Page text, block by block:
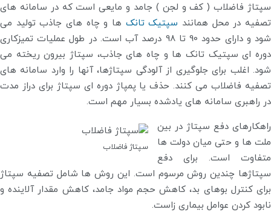
سپتاژ فاضلاب ( کف و لجن ) جامد و مایعی است که در سامانه های
تصفیه در محل همانند سپتیک تانک ها و چاه های جاذب تولید می
شود و دارای حدود 90 تا 98 درصد آب است. در طول عملیات تمیزکاری
دوره ای سپتیک تانک ها و چاه های جاذب، سپتاژ بیرون ریخته می
شود. اغلب برای جلوگیری از آلودگی سپتاژها، آنها را وارد سامانه های
تصفیه فاضلاب می کنند. حذف یا پمپاژ دوره ای سپتاژ برای دراز مدت
در راهبری سامانه های یادشده بسیار مهم است.
سپتاژ فاضلاب
راهکارهای دفع سپتاژ در بین
ملت ها و حتی میان دولت ها
متفاوت است. برای دفع
سپتاژها چندین روش مرسوم است. این روش ها شامل تصفیه سپتاژ
برای کنترل بوهای بد، کاهش حجم مواد جامد، کاهش مقدار آلاینده و
نابود کردن عوامل بیماری زاست.